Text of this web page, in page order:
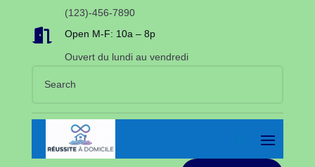
(123)-456-7890
 Open M-F: 10a – 8p
Ouvert du lundi au vendredi